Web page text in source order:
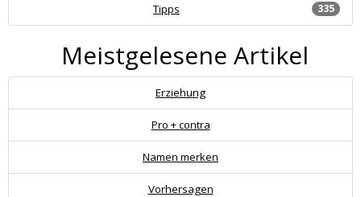
335
Tipps
Meistgelesene Artikel
Erziehung
Pro + contra
Namen merken
Vorhersagen